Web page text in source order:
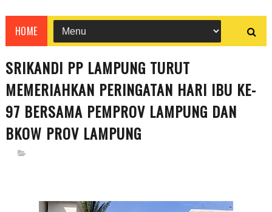
HOME
SRIKANDI PP LAMPUNG TURUT
MEMERIAHKAN PERINGATAN HARI IBU KE-
97 BERSAMA PEMPROV LAMPUNG DAN
BKOW PROV LAMPUNG